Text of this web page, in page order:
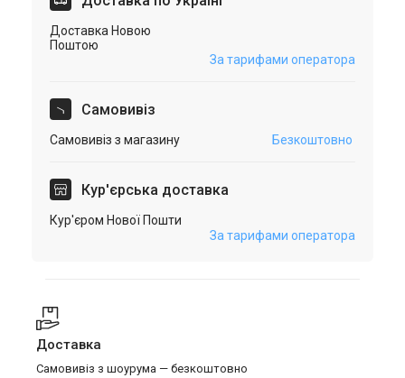
Доставка Новою
Поштою
За тарифами оператора
Самовивіз
Самовивіз з магазину Безкоштовно
Кур'єрська доставка
Кур'єром Нової Пошти
За тарифами оператора
Доставка
Самовивіз з шоурума — безкоштовно